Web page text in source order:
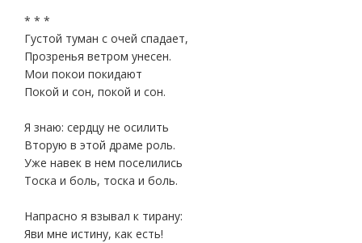
* * *
Густой туман с очей спадает,
Прозренья ветром унесен.
Мои покои покидают
Покой и сон, покой и сон.
Я знаю: сердцу не осилить
Вторую в этой драме роль.
Уже навек в нем поселились
Тоска и боль, тоска и боль.
Напрасно я взывал к тирану:
Яви мне истину, как есть!